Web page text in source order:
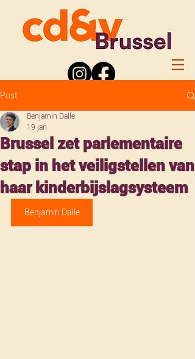
Post
Brussel zet parlementaire
stap in het veiligstellen van
haar kinderbijslagsysteem
Benjamin Dalle
19 jan
Benjamin Dalle